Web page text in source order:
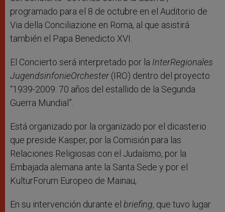
programado para el 8 de octubre en el Auditorio de
Via della Conciliazione en Roma, al que asistirá
también el Papa Benedicto XVI.
El Concierto será interpretado por la InterRegionales
JugendsinfonieOrchester(IRO) dentro del proyecto
“1939-2009: 70 años del estallido de la Segunda
Guerra Mundial”.
Está organizado por la organizado por el dicasterio
que preside Kasper, por la Comisión para las
Relaciones Religiosas con el Judaísmo, por la
Embajada alemana ante la Santa Sede y por el
KulturForum Europeo de Mainau,
En su intervención durante el briefing, que tuvo lugar